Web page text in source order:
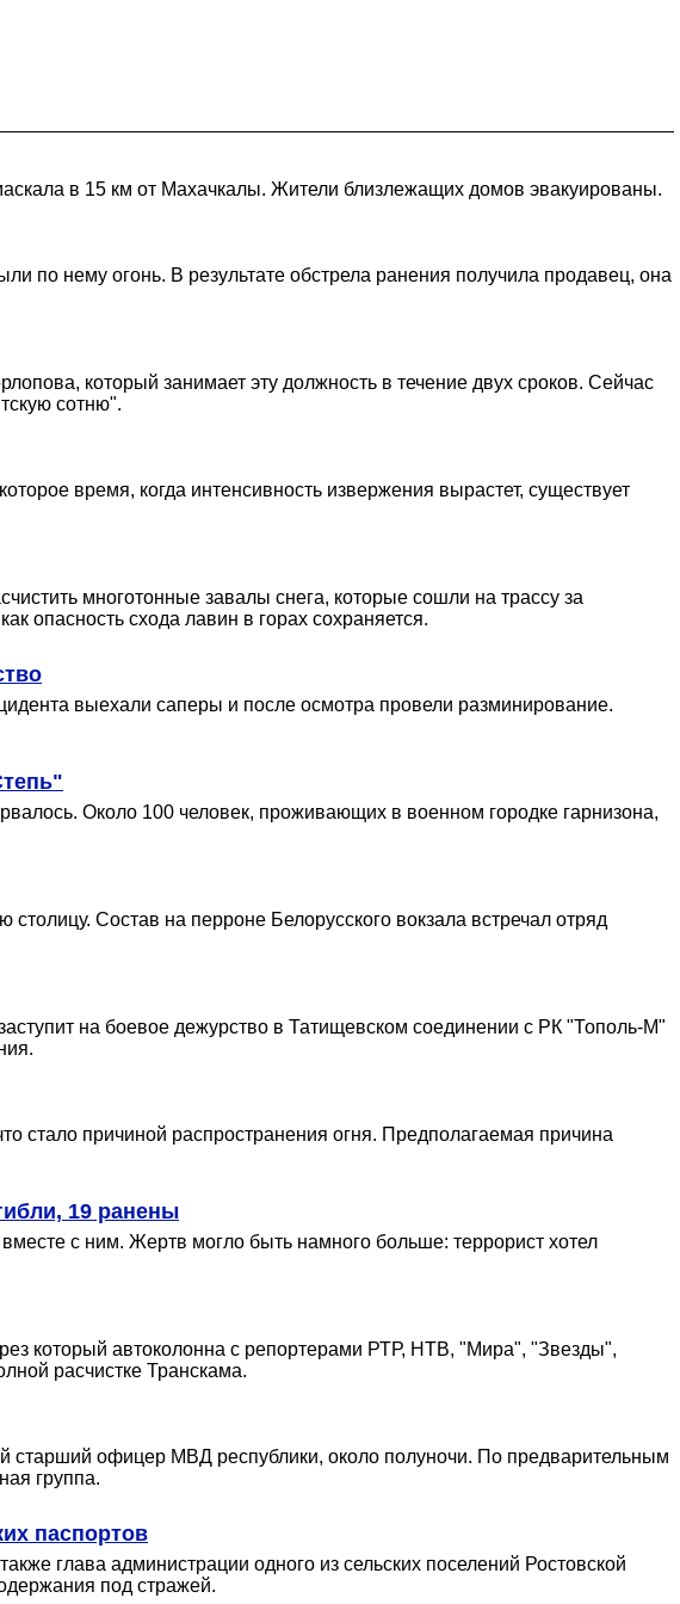
в 15 км от Махачкалы. Жители близлежащих домов эвакуированы.
по нему огонь. В результате обстрела ранения получила продавец, она
который занимает эту должность в течение двух сроков. Сейчас
сотню".
время, когда интенсивность извержения вырастет, существует
многотонные завалы снега, которые сошли на трассу за
опасность схода лавин в горах сохраняется.
выехали саперы и после осмотра провели разминирование.
Около 100 человек, проживающих в военном городке гарнизона,
Состав на перроне Белорусского вокзала встречал отряд
на боевое дежурство в Татищевском соединении с РК "Тополь-М"
стало причиной распространения огня. Предполагаемая причина
19 ранены
с ним. Жертв могло быть намного больше: террорист хотел
который автоколонна с репортерами РТР, НТВ, "Мира", "Звезды",
расчистке Транскама.
старший офицер МВД республики, около полуночи. По предварительным
группа.
паспортов
глава администрации одного из сельских поселений Ростовской
под стражей.